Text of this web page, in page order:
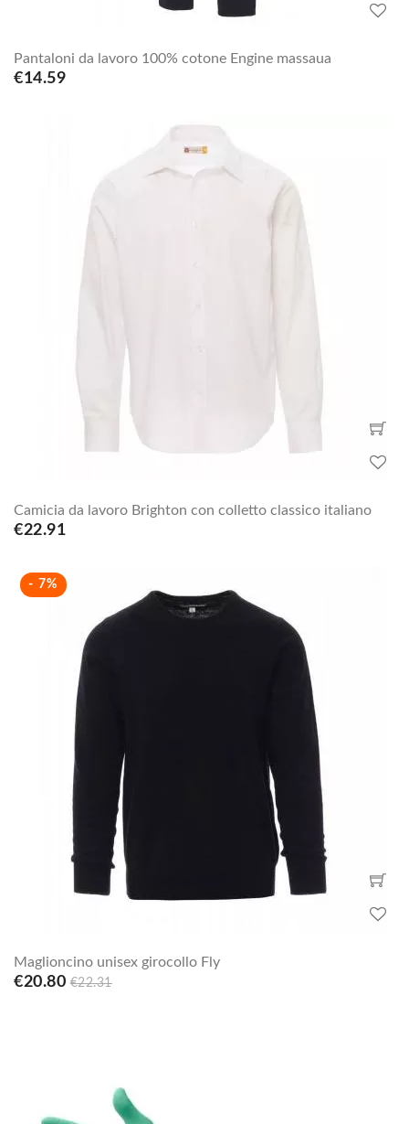
Pantaloni da lavoro 100% cotone Engine massaua
€14.59
Camicia da lavoro Brighton con colletto classico italiano
€22.91
- 7%
Maglioncino unisex girocollo Fly
€20.80 €22.31